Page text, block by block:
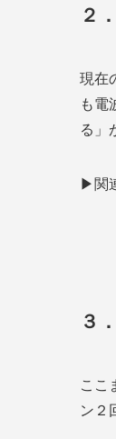
２
現在
も電
る」
▶関
３
ここ
ン２